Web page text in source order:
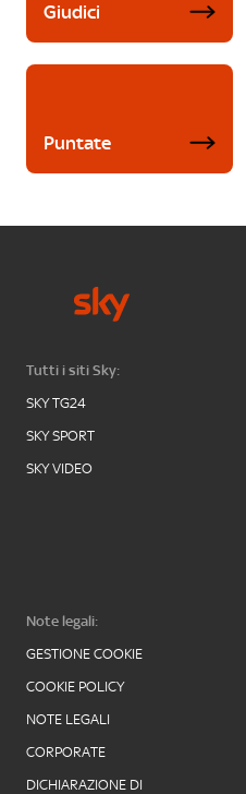
Giudici
Puntate
Tutti i siti Sky:
SKY TG24
SKY SPORT
SKY VIDEO
Note legali:
GESTIONE COOKIE
COOKIE POLICY
NOTE LEGALI
CORPORATE
DICHIARAZIONE DI